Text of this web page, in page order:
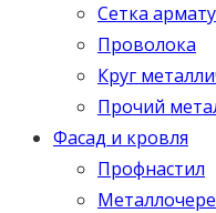
Сетка
Проволока
Круг
Прочий
Фасад и кровля
Профнастил